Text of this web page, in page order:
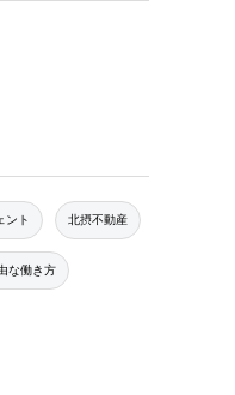
ト 北摂不動産
な働き方